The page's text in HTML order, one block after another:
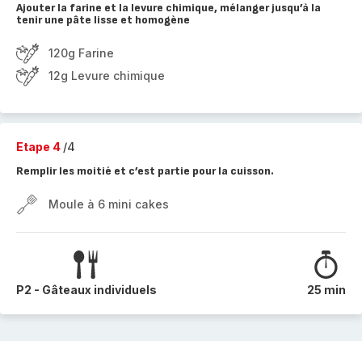
Ajouter la farine et la levure chimique, mélanger jusqu’à la
tenir une pâte lisse et homogène
120g Farine
12g Levure chimique
Etape 4 /4
Remplir les moitié et c’est partie pour la cuisson.
Moule à 6 mini cakes
P2 - Gâteaux individuels 25 min